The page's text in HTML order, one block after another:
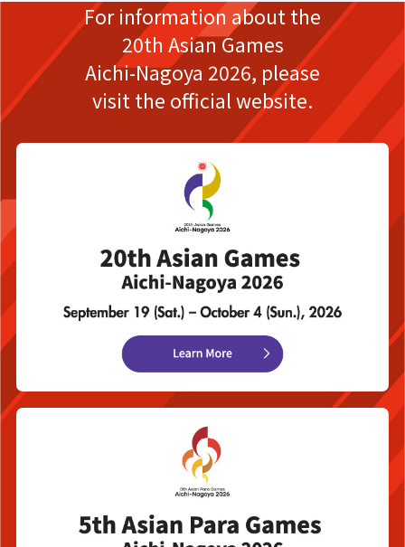
For information about the
20th Asian Games
Aichi-Nagoya 2026, please
visit the official website.